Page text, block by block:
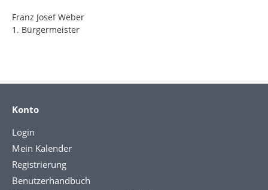
Franz Josef Weber
1. Bürgermeister
Konto
Login
Mein Kalender
Registrierung
Benutzerhandbuch